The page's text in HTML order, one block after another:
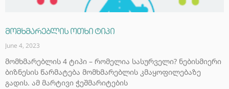
მომხმარებლის ოთხი ტიპი
June 4, 2023
მომხმარებლის 4 ტიპი – რომელია სასურველი? ნებისმიერი
ბიზნესის წარმატება მომხმარებლის კმაყოფილებაზე
გადის. ამ მარტივი ჭეშმარიტების